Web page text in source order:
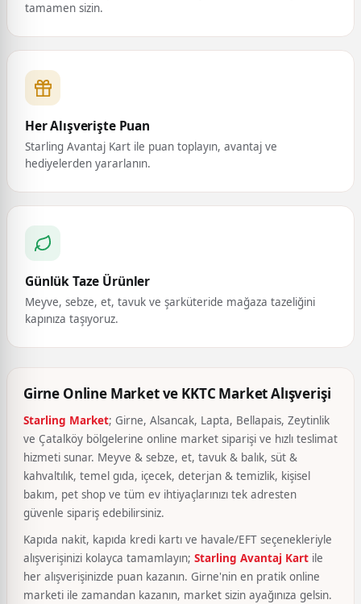
tamamen sizin.
Her Alışverişte Puan
Starling Avantaj Kart ile puan toplayın, avantaj ve
hediyelerden yararlanın.
Günlük Taze Ürünler
Meyve, sebze, et, tavuk ve şarküteride mağaza tazeliğini
kapınıza taşıyoruz.
Girne Online Market ve KKTC Market Alışverişi
Starling Market; Girne, Alsancak, Lapta, Bellapais, Zeytinlik
ve Çatalköy bölgelerine online market siparişi ve hızlı teslimat
hizmeti sunar. Meyve & sebze, et, tavuk & balık, süt &
kahvaltılık, temel gıda, içecek, deterjan & temizlik, kişisel
bakım, pet shop ve tüm ev ihtiyaçlarınızı tek adresten
güvenle sipariş edebilirsiniz.
Kapıda nakit, kapıda kredi kartı ve havale/EFT seçenekleriyle
alışverişinizi kolayca tamamlayın; Starling Avantaj Kart ile
her alışverişinizde puan kazanın. Girne'nin en pratik online
marketi ile zamandan kazanın, market sizin ayağınıza gelsin.